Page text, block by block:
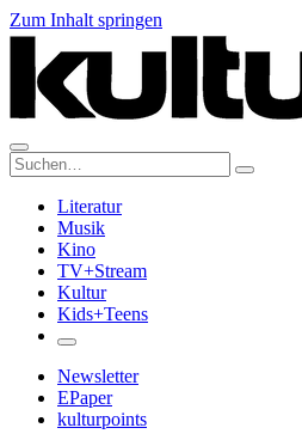
Zum Inhalt springen
Suche:
Literatur
Musik
Kino
TV+Stream
Kultur
Kids+Teens
Newsletter
EPaper
kulturpoints